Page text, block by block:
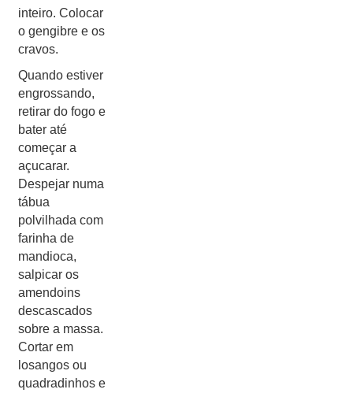
inteiro. Colocar
o gengibre e os
cravos.
Quando estiver
engrossando,
retirar do fogo e
bater até
começar a
açucarar.
Despejar numa
tábua
polvilhada com
farinha de
mandioca,
salpicar os
amendoins
descascados
sobre a massa.
Cortar em
losangos ou
quadradinhos e